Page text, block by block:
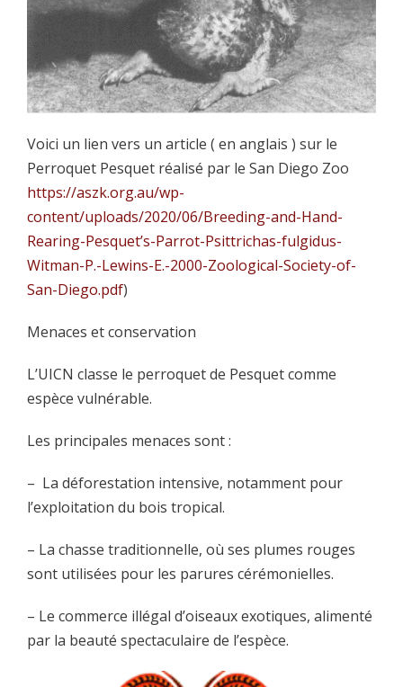
Voici un lien vers un article ( en anglais ) sur le
Perroquet Pesquet réalisé par le San Diego Zoo
https://aszk.org.au/wp-
content/uploads/2020/06/Breeding-and-Hand-
Rearing-Pesquet’s-Parrot-Psittrichas-fulgidus-
Witman-P.-Lewins-E.-2000-Zoological-Society-of-
San-Diego.pdf)
Menaces et conservation
L’UICN classe le perroquet de Pesquet comme
espèce vulnérable.
Les principales menaces sont :
– La déforestation intensive, notamment pour
l’exploitation du bois tropical.
– La chasse traditionnelle, où ses plumes rouges
sont utilisées pour les parures cérémonielles.
– Le commerce illégal d’oiseaux exotiques, alimenté
par la beauté spectaculaire de l’espèce.